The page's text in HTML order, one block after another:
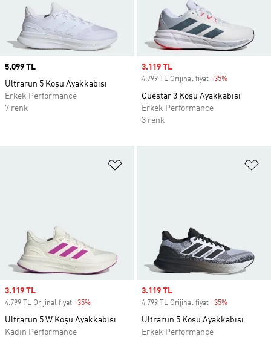
Price
5.099 TL
Ultrarun 5 Koşu Ayakkabısı
Erkek Performance
7 renk
Sale price
3.119 TL
4.799 TL Orijinal fiyat -35%
Questar 3 Koşu Ayakkabısı
Erkek Performance
3 renk
Sale price
3.119 TL
4.799 TL Orijinal fiyat -35%
Ultrarun 5 W Koşu Ayakkabısı
Kadın Performance
Sale price
3.119 TL
4.799 TL Orijinal fiyat -35%
Ultrarun 5 Koşu Ayakkabısı
Erkek Performance